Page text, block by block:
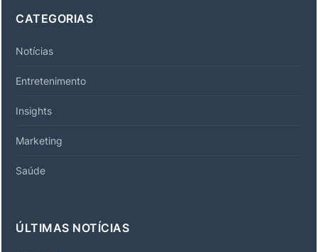
CATEGORIAS
Notícias
Entretenimento
Insights
Marketing
Saúde
ÚLTIMAS NOTÍCIAS